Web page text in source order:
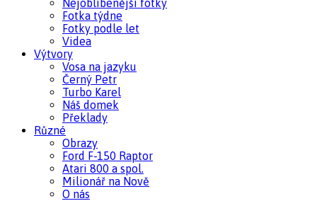
Nejoblíbenější fotky
Fotka týdne
Fotky podle let
Videa
Výtvory
Vosa na jazyku
Černý Petr
Turbo Karel
Náš domek
Překlady
Různé
Obrazy
Ford F-150 Raptor
Atari 800 a spol.
Milionář na Nově
O nás